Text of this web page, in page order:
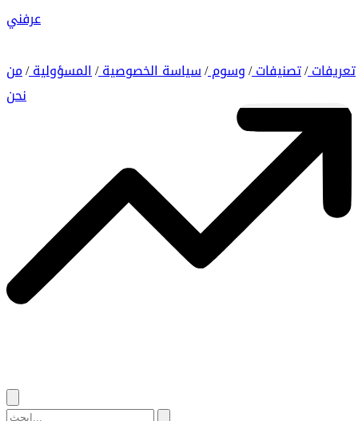
عرفني
تعريفات/ تصنيفات/ وسوم/ سياسة الخصوصية/ المسؤولية/ من
نحن